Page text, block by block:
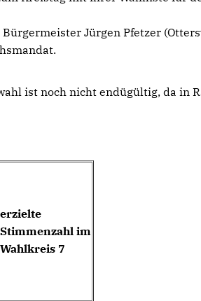
Jürgen Pfetzer
ist noch nicht endügültig, da in
erzielte
Stimmenzahl im
Wahlkreis 7